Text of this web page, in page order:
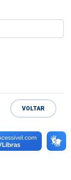
VOLTAR